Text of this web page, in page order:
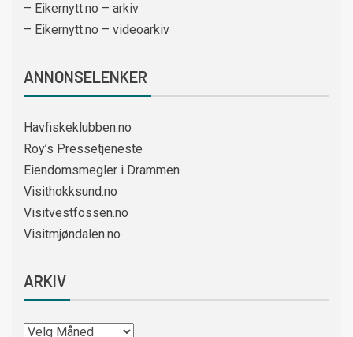
– Eikernytt.no – arkiv
– Eikernytt.no – videoarkiv
ANNONSELENKER
Havfiskeklubben.no
Roy’s Pressetjeneste
Eiendomsmegler i Drammen
Visithokksund.no
Visitvestfossen.no
Visitmjøndalen.no
ARKIV